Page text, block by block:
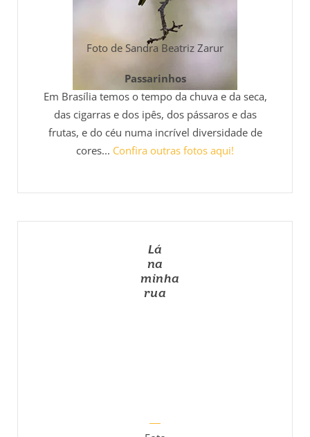
Foto de Sandra Beatriz Zarur
Passarinhos
Em Brasília temos o tempo da chuva e da seca,
das cigarras e dos ipês, dos pássaros e das
frutas, e do céu numa incrível diversidade de
cores... Confira outras fotos aqui!
Lá
na
minha
rua